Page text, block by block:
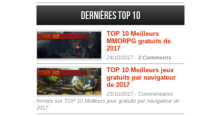
Dernières Top 10
TOP 10 Meilleurs
MMORPG gratuits de
2017
24/10/2017 - 2 Comments
TOP 10 Meilleurs jeux
gratuits par navigateur
de 2017
23/10/2017 - Commentaires
fermés sur TOP 10 Meilleurs jeux gratuits par navigateur de
2017